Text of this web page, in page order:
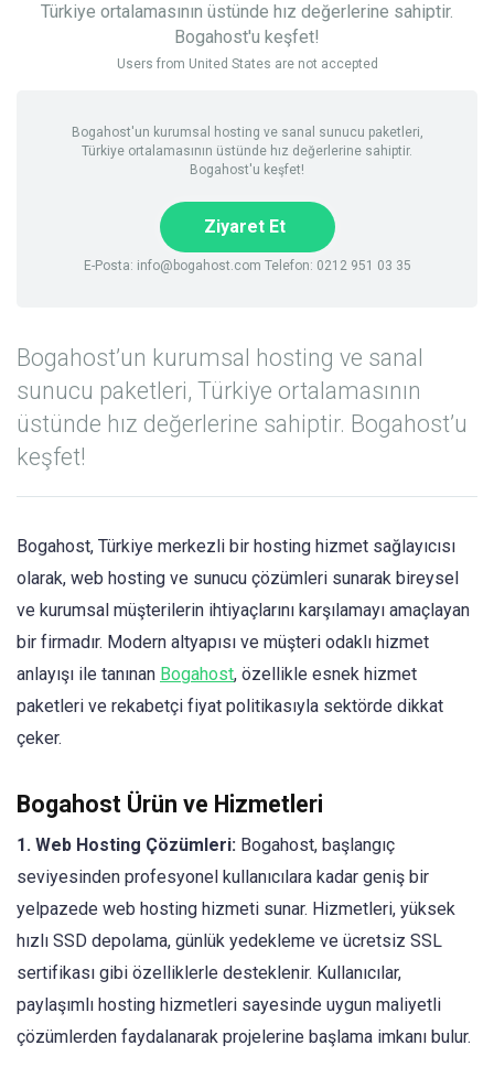
Türkiye ortalamasının üstünde hız değerlerine sahiptir.
Bogahost'u keşfet!
Users from United States are not accepted
Bogahost'un kurumsal hosting ve sanal sunucu paketleri,
Türkiye ortalamasının üstünde hız değerlerine sahiptir.
Bogahost'u keşfet!
Ziyaret Et
E-Posta: info@bogahost.com Telefon: 0212 951 03 35
Bogahost’un kurumsal hosting ve sanal
sunucu paketleri, Türkiye ortalamasının
üstünde hız değerlerine sahiptir. Bogahost’u
keşfet!
Bogahost, Türkiye merkezli bir hosting hizmet sağlayıcısı
olarak, web hosting ve sunucu çözümleri sunarak bireysel
ve kurumsal müşterilerin ihtiyaçlarını karşılamayı amaçlayan
bir firmadır. Modern altyapısı ve müşteri odaklı hizmet
anlayışı ile tanınan Bogahost, özellikle esnek hizmet
paketleri ve rekabetçi fiyat politikasıyla sektörde dikkat
çeker.
Bogahost Ürün ve Hizmetleri
1. Web Hosting Çözümleri: Bogahost, başlangıç
seviyesinden profesyonel kullanıcılara kadar geniş bir
yelpazede web hosting hizmeti sunar. Hizmetleri, yüksek
hızlı SSD depolama, günlük yedekleme ve ücretsiz SSL
sertifikası gibi özelliklerle desteklenir. Kullanıcılar,
paylaşımlı hosting hizmetleri sayesinde uygun maliyetli
çözümlerden faydalanarak projelerine başlama imkanı bulur.